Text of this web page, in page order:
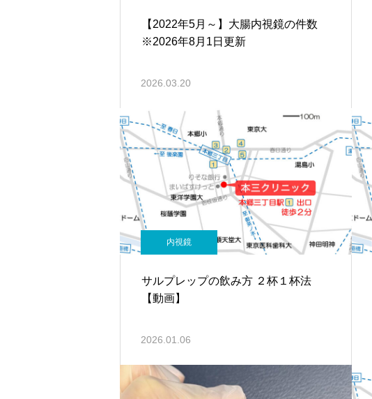
【2022年5月～】大腸内視鏡の件数
※2026年8月1日更新
2026.03.20
内視鏡
サルプレップの飲み方 ２杯１杯法
【動画】
2026.01.06